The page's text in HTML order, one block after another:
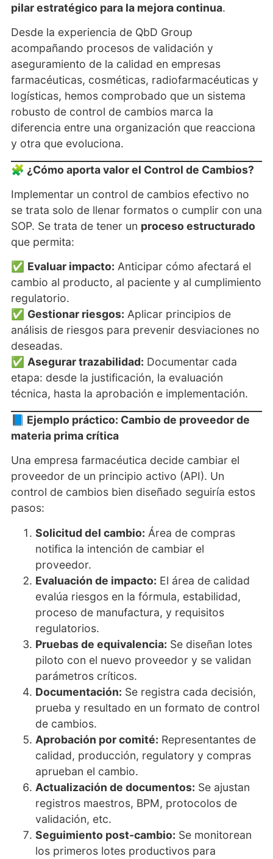
pilar estratégico para la mejora continua.
Desde la experiencia de QbD Group
acompañando procesos de validación y
aseguramiento de la calidad en empresas
farmacéuticas, cosméticas, radiofarmacéuticas y
logísticas, hemos comprobado que un sistema
robusto de control de cambios marca la
diferencia entre una organización que reacciona
y otra que evoluciona.
🧩 ¿Cómo aporta valor el Control de Cambios?
Implementar un control de cambios efectivo no
se trata solo de llenar formatos o cumplir con una
SOP. Se trata de tener un proceso estructurado
que permita:
✅ Evaluar impacto: Anticipar cómo afectará el
cambio al producto, al paciente y al cumplimiento
regulatorio.
✅ Gestionar riesgos: Aplicar principios de
análisis de riesgos para prevenir desviaciones no
deseadas.
✅ Asegurar trazabilidad: Documentar cada
etapa: desde la justificación, la evaluación
técnica, hasta la aprobación e implementación.
📘 Ejemplo práctico: Cambio de proveedor de
materia prima crítica
Una empresa farmacéutica decide cambiar el
proveedor de un principio activo (API). Un
control de cambios bien diseñado seguiría estos
pasos:
Solicitud del cambio: Área de compras
notifica la intención de cambiar el
proveedor.
Evaluación de impacto: El área de calidad
evalúa riesgos en la fórmula, estabilidad,
proceso de manufactura, y requisitos
regulatorios.
Pruebas de equivalencia: Se diseñan lotes
piloto con el nuevo proveedor y se validan
parámetros críticos.
Documentación: Se registra cada decisión,
prueba y resultado en un formato de control
de cambios.
Aprobación por comité: Representantes de
calidad, producción, regulatory y compras
aprueban el cambio.
Actualización de documentos: Se ajustan
registros maestros, BPM, protocolos de
validación, etc.
Seguimiento post-cambio: Se monitorean
los primeros lotes productivos para